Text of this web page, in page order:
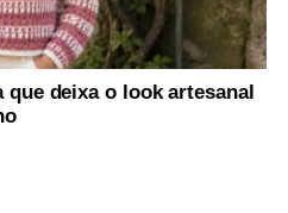
deixa o look artesanal